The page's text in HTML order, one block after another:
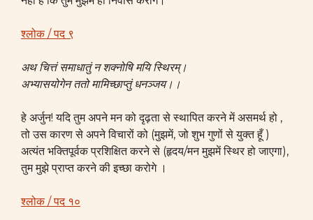
श्लोक / पद ९
अथ चित्तं समाधातुं न शक्नोषि मयि स्थिरम्।
अभ्यासयोगेन ततो मामिच्छाप्तुं धनञ्जय।।
हे अर्जुन! यदि तुम अपने मन को दृढ़ता से स्थापित करने में असमर्थ हो ,
तो उस कारण से अपने विचारों को (मुझमें, जो शुभ गुणों से युक्त हूँ )
अत्यंत भक्तिपूर्वक प्रशिक्षित करने से (हृदय/मन मुझमें स्थिर हो जाएगा),
तुम मुझे प्राप्त करने की इच्छा करोगे ।
श्लोक / पद १०